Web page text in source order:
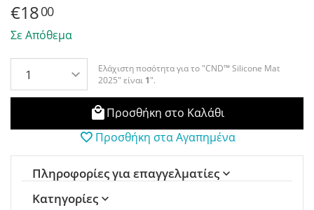
€1800
Σε Απόθεμα
Ελάχιστη ποσότητα για το "CND™ Silicone Mat
2025" είναι 1".
Προσθήκη στο Καλάθι
Προσθήκη στα Αγαπημένα
Πληροφορίες για επαγγελματίες
Κατηγορίες